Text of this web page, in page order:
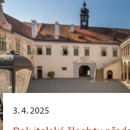
3. 4. 2025